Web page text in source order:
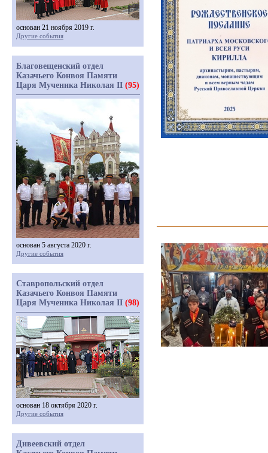
основан 21 ноября 2019 г.
Другие события
Благовещенский отдел
Казачьего Конвоя Памяти
Царя Мученика Николая II (95)
основан 5 августа 2020 г.
Другие события
Ставропольский отдел
Казачьего Конвоя Памяти
Царя Мученика Николая II (98)
основан 18 октября 2020 г.
Другие события
Дивеевский отдел